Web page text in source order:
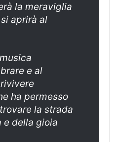
la meraviglia
aprirà al
e al
ha permesso
la strada
e della gioia